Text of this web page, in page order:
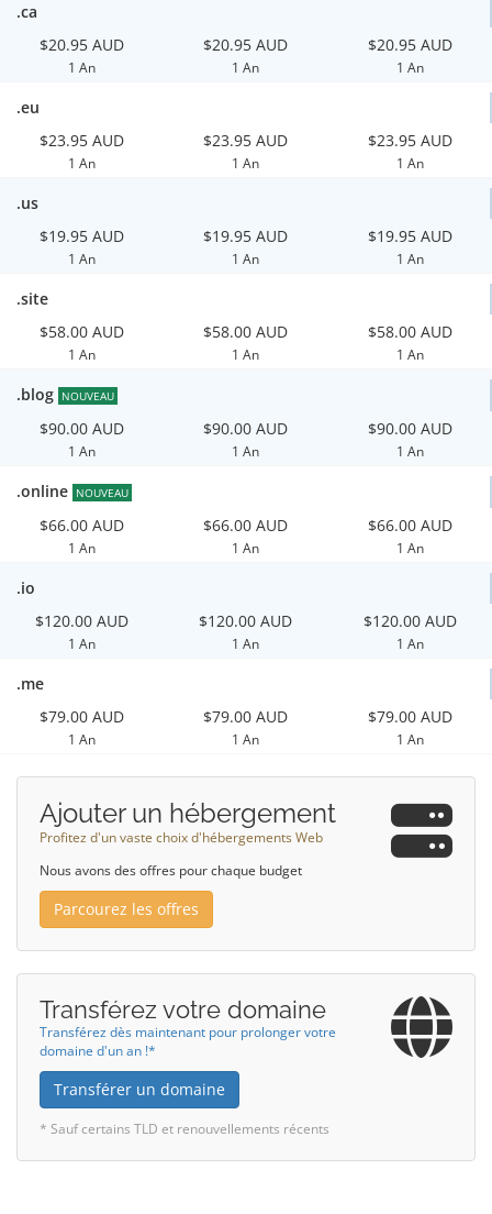
.ca
$20.95 AUD
1 An
$20.95 AUD
1 An
$20.95 AUD
1 An
.eu
$23.95 AUD
1 An
$23.95 AUD
1 An
$23.95 AUD
1 An
.us
$19.95 AUD
1 An
$19.95 AUD
1 An
$19.95 AUD
1 An
.site
$58.00 AUD
1 An
$58.00 AUD
1 An
$58.00 AUD
1 An
.blog NOUVEAU
$90.00 AUD
1 An
$90.00 AUD
1 An
$90.00 AUD
1 An
.online NOUVEAU
$66.00 AUD
1 An
$66.00 AUD
1 An
$66.00 AUD
1 An
.io
$120.00 AUD
1 An
$120.00 AUD
1 An
$120.00 AUD
1 An
.me
$79.00 AUD
1 An
$79.00 AUD
1 An
$79.00 AUD
1 An
Ajouter un hébergement
Profitez d'un vaste choix d'hébergements Web
Nous avons des offres pour chaque budget
Parcourez les offres
Transférez votre domaine
Transférez dès maintenant pour prolonger votre
domaine d'un an !*
Transférer un domaine
* Sauf certains TLD et renouvellements récents